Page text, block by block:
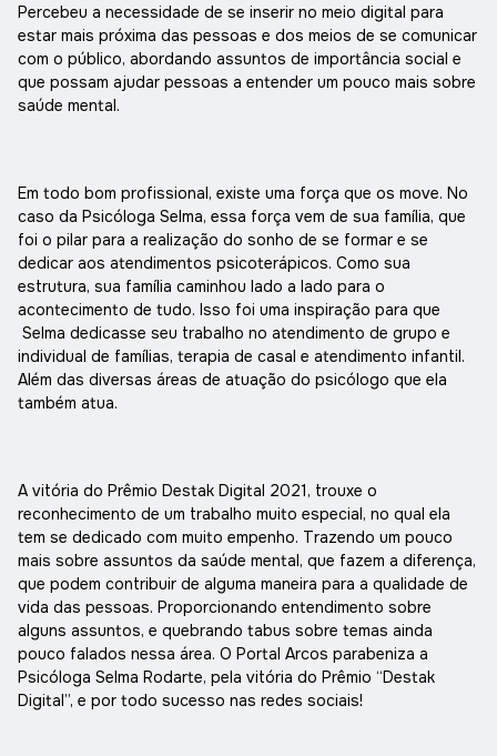
Percebeu a necessidade de se inserir no meio digital para
estar mais próxima das pessoas e dos meios de se comunicar
com o público, abordando assuntos de importância social e
que possam ajudar pessoas a entender um pouco mais sobre
saúde mental.
Em todo bom profissional, existe uma força que os move. No
caso da Psicóloga Selma, essa força vem de sua família, que
foi o pilar para a realização do sonho de se formar e se
dedicar aos atendimentos psicoterápicos. Como sua
estrutura, sua família caminhou lado a lado para o
acontecimento de tudo. Isso foi uma inspiração para que
Selma dedicasse seu trabalho no atendimento de grupo e
individual de famílias, terapia de casal e atendimento infantil.
Além das diversas áreas de atuação do psicólogo que ela
também atua.
A vitória do Prêmio Destak Digital 2021, trouxe o
reconhecimento de um trabalho muito especial, no qual ela
tem se dedicado com muito empenho. Trazendo um pouco
mais sobre assuntos da saúde mental, que fazem a diferença,
que podem contribuir de alguma maneira para a qualidade de
vida das pessoas. Proporcionando entendimento sobre
alguns assuntos, e quebrando tabus sobre temas ainda
pouco falados nessa área. O Portal Arcos parabeniza a
Psicóloga Selma Rodarte, pela vitória do Prêmio “Destak
Digital”, e por todo sucesso nas redes sociais!